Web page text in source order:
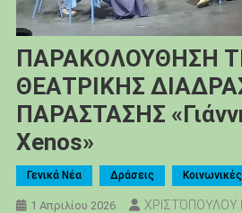
ΠΑΡΑΚΟΛΟΥΘΗΣΗ
ΘΕΑΤΡΙΚΗΣ
ΠΑΡΑΣΤΑΣΗΣ
Xenos»
Γενικά Νέα Δράσεις Κοινωνικές
1 Απριλίου 2026 ΧΡΙΣΤΌΠΟΥΛΟΥ